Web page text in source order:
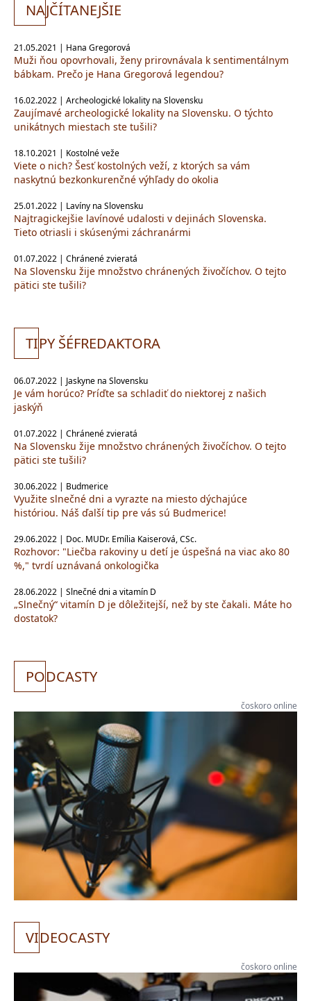
NAJČÍTANEJŠIE
21.05.2021 | Hana Gregorová
Muži ňou opovrhovali, ženy prirovnávala k sentimentálnym
bábkam. Prečo je Hana Gregorová legendou?
16.02.2022 | Archeologické lokality na Slovensku
Zaujímavé archeologické lokality na Slovensku. O týchto
unikátnych miestach ste tušili?
18.10.2021 | Kostolné veže
Viete o nich? Šesť kostolných veží, z ktorých sa vám
naskytnú bezkonkurenčné výhľady do okolia
25.01.2022 | Lavíny na Slovensku
Najtragickejšie lavínové udalosti v dejinách Slovenska.
Tieto otriasli i skúsenými záchranármi
01.07.2022 | Chránené zvieratá
Na Slovensku žije množstvo chránených živočíchov. O tejto
pätici ste tušili?
TIPY ŠÉFREDAKTORA
06.07.2022 | Jaskyne na Slovensku
Je vám horúco? Príďte sa schladiť do niektorej z našich
jaskýň
01.07.2022 | Chránené zvieratá
Na Slovensku žije množstvo chránených živočíchov. O tejto
pätici ste tušili?
30.06.2022 | Budmerice
Využite slnečné dni a vyrazte na miesto dýchajúce
históriou. Náš ďalší tip pre vás sú Budmerice!
29.06.2022 | Doc. MUDr. Emília Kaiserová, CSc.
Rozhovor: "Liečba rakoviny u detí je úspešná na viac ako 80
%," tvrdí uznávaná onkologička
28.06.2022 | Slnečné dni a vitamín D
„Slnečný“ vitamín D je dôležitejší, než by ste čakali. Máte ho
dostatok?
PODCASTY
čoskoro online
VIDEOCASTY
čoskoro online